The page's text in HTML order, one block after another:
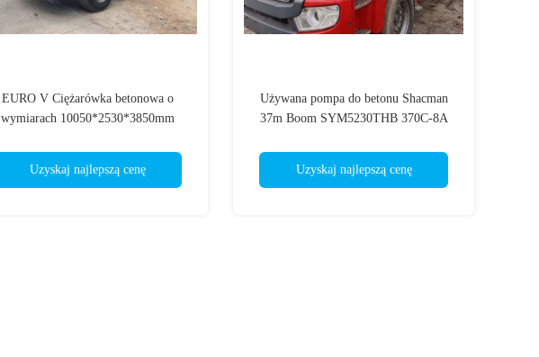
EURO V Ciężarówka betonowa o
wymiarach 10050*2530*3850mm
Uzyskaj najlepszą cenę
Używana pompa do betonu Shacman
37m Boom SYM5230THB 370C-8A
Uzyskaj najlepszą cenę